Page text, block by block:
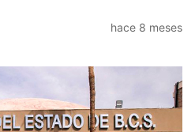
hace 8 meses